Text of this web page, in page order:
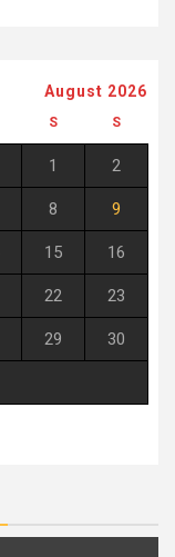
August 2026
S S
1 2
8 9
15 16
22 23
29 30